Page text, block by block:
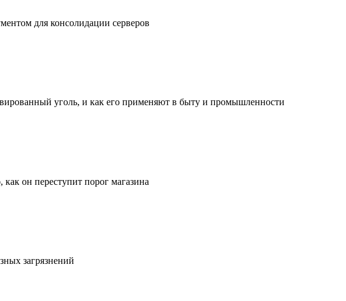
для консолидации серверов
уголь, и как его применяют в быту и промышленности
он переступит порог магазина
загрязнений